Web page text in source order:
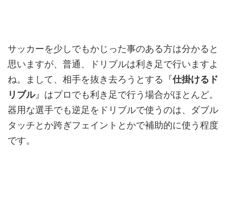
サッカーを少しでもかじった事のある方は分かると
思いますが、普通、ドリブルは利き足で行いますよ
ね。まして、相手を抜き去ろうとする『仕掛けるド
リブル』はプロでも利き足で行う場合がほとんど。
器用な選手でも逆足をドリブルで使うのは、ダブル
タッチとか跨ぎフェイントとかで補助的に使う程度
です。